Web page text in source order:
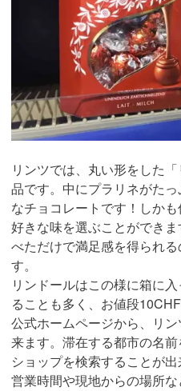
リンツでは、丸い形をした
品です。中にプラリネがた
なチョコレートです！しか
好きな味を選ぶことができ
べただけで満足感を得られ
す。
リンドールはこの様に箱に
ることも多く、お値段
公式ホームページから、リ
来ます。滞在する都市の名
ショップを検索することが出
営業時間や現地からの場所な